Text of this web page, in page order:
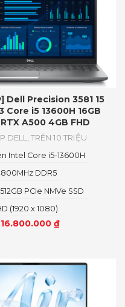
Dell Precision 3581 15
Core i5 13600H 16GB
RTX A500 4GB FHD
DELL TRÊN 10 TRIỆU
16.800.000 ₫
(1920 x 1080)
PCIe NMVe SSD
DDR5
Intel Core i5-13600H